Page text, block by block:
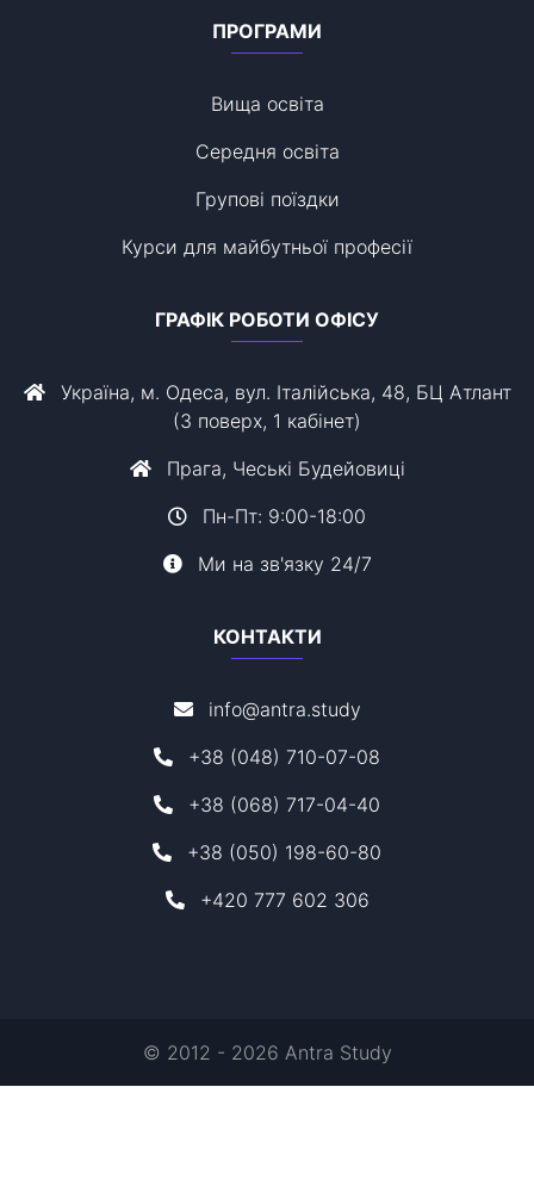
ПРОГРАМИ
Вища освіта
Середня освіта
Групові поїздки
Курси для майбутньої професії
ГРАФІК РОБОТИ ОФІСУ
Україна, м. Одеса, вул. Італійська, 48, БЦ Атлант
(3 поверх, 1 кабінет)
Прага, Чеські Будейовиці
Пн-Пт: 9:00-18:00
Ми на зв'язку 24/7
КОНТАКТИ
info@antra.study
+38 (048) 710-07-08
+38 (068) 717-04-40
+38 (050) 198-60-80
+420 777 602 306
© 2012 - 2026 Antra Study